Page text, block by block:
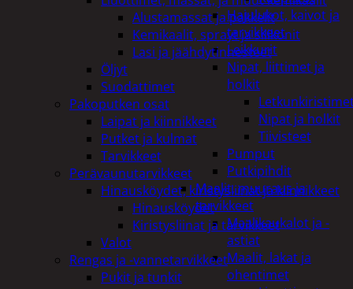
Hajulukot, kaivot ja
tarvikkeet
Leikkurit
Nipat, liittimet ja
holkit
Nipat ja holkit
Tiivisteet
Pumput
Putkipihdit
Maalit, muuraus ja
tarvikkeet
Maalikaukalot ja -
astiat
Maalit, lakat ja
ohentimet
Alustamassat ja pakkelit
Kemikaalit, sprayt ja silikonit
Lasi ja jäähdytinnesteet
Öljyt
Suodattimet
Pakoputken osat
Laipat ja kiinnikkeet
Putket ja kulmat
Tarvikkeet
Perävaunutarvikkeet
Hinausköydet, kiristysliinat ja kiinnikkeet
Hinausköydet
Kiristysliinat ja tarvikkeet
Valot
Rengas ja -vannetarvikkeet
Pukit ja tunkit